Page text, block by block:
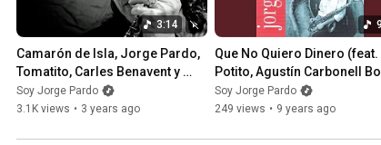
3:14
Camarón de Isla, Jorge Pardo,
Tomatito, Carles Benavent y
Juan Carmona.
Soy Jorge Pardo
3.1K views • 3 years ago
Que No Quiero Dinero (feat.
Potito, Agustín Carbonell
Soy Jorge Pardo
249 views • 9 years ago